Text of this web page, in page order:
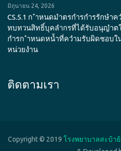
มิถุนายน 24, 2026
CS.5.1 ก ำหนดมำตรกำรกำรรักษำ
ทบทวนสิทธิ์บุคลำกรที่ได้รับอนุญำตใ
กำรก ำหนดหน้ำที่ควำมรับผิดชอบใ
หน่วยงำน
ติดตามเรา
Copyright © 2019 โรงพยาบาลสะบ้า